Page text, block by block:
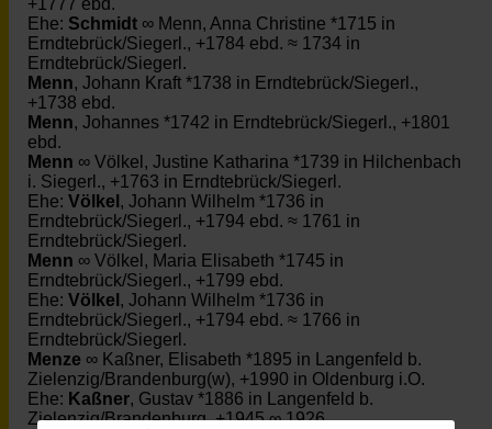
Ehe: Schmidt ∞ Menn, Anna Christine *1715 in
Erndtebrück/Siegerl., +1784 ebd. ≈ 1734 in
Erndtebrück/Siegerl.
Menn, Johann Kraft *1738 in Erndtebrück/Siegerl.,
+1738 ebd.
Menn, Johannes *1742 in Erndtebrück/Siegerl., +1801
ebd.
Menn ∞ Völkel, Justine Katharina *1739 in Hilchenbach
i. Siegerl., +1763 in Erndtebrück/Siegerl.
Ehe: Völkel , Johann Wilhelm *1736 in
Erndtebrück/Siegerl., +1794 ebd. ≈ 1761 in
Erndtebrück/Siegerl.
Menn ∞ Völkel, Maria Elisabeth *1745 in
Erndtebrück/Siegerl., +1799 ebd.
Ehe: Völkel , Johann Wilhelm *1736 in
Erndtebrück/Siegerl., +1794 ebd. ≈ 1766 in
Erndtebrück/Siegerl.
Menze ∞ Kaßner, Elisabeth *1895 in Langenfeld b.
Zielenzig/Brandenburg(w), +1990 in Oldenburg i.O.
Ehe: Kaßner, Gustav *1886 in Langenfeld b.
Zielenzig/Brandenburg, +1945 ∞ 1926